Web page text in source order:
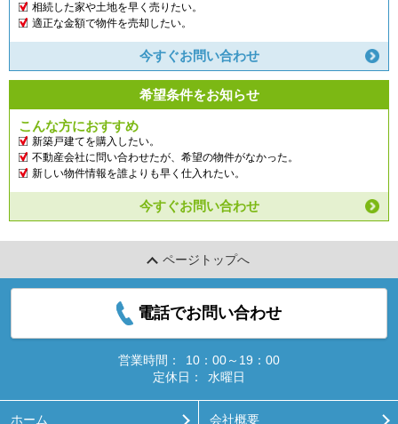
相続した家や土地を早く売りたい。
適正な金額で物件を売却したい。
今すぐお問い合わせ
希望条件をお知らせ
こんな方におすすめ
新築戸建てを購入したい。
不動産会社に問い合わせたが、希望の物件がなかった。
新しい物件情報を誰よりも早く仕入れたい。
今すぐお問い合わせ
ページトップへ
電話でお問い合わせ
営業時間：
10：00～19：00
定休日：
水曜日
ホーム 会社概要